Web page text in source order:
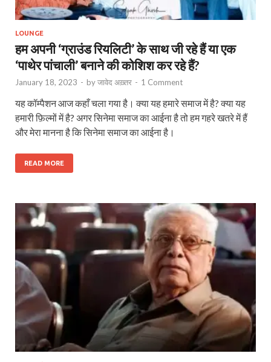
LOUNGE
हम अपनी ‘ग्राउंड रियलिटी’ के साथ जी रहे हैं या एक
‘पाथेर पांचाली’ बनाने की कोशिश कर रहे हैं?
January 18, 2023 - byजावेद अख़्तर - 1 Comment
यह कॉम्पैशन आज कहाँ चला गया है। क्या यह हमारे समाज में है? क्या यह
हमारी फ़िल्मों में है? अगर सिनेमा समाज का आईना है तो हम गहरे खतरे में हैं
और मेरा मानना है कि सिनेमा समाज का आईना है।
READ MORE